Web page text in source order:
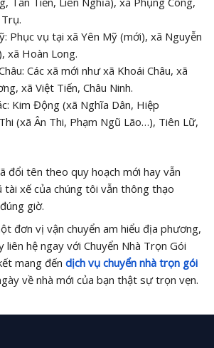
Phục vụ tại xã Yên Mỹ (mới), xã Nguyễn
xã Hoàn Long.
Các xã mới như xã Khoái Châu, xã
xã Việt Tiến, Châu Ninh.
Kim Động (xã Nghĩa Dân, Hiệp
(xã Ân Thi, Phạm Ngũ Lão…), Tiên Lữ,
đổi tên theo quy hoạch mới hay vẫn
xế của chúng tôi vẫn thông thạo
giờ.
đơn vị vận chuyển am hiểu địa phương,
liên hệ ngay với Chuyển Nhà Trọn Gói
mang đến dịch vụ chuyển nhà trọn gói
về nhà mới của bạn thật sự trọn vẹn.